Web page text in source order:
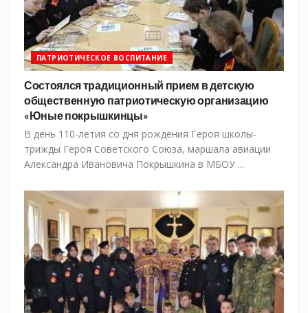
ПАТРИОТИЧЕСКОЕ ВОСПИТАНИЕ
Состоялся традиционный прием в детскую
общественную патриотическую организацию
«Юные покрышкинцы»
В день 110-летия со дня рождения Героя школы-
трижды Героя Советского Союза, маршала авиации
Александра Ивановича Покрышкина в МБОУ ...